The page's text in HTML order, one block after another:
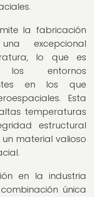
la fabricación
excepcional
lo que es
los entornos
en los que
Esta
temperaturas
estructural
material valioso
en la industria
única